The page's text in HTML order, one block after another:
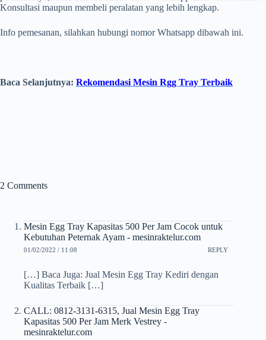
Konsultasi maupun membeli peralatan yang lebih lengkap.
Info pemesanan, silahkan hubungi nomor Whatsapp dibawah ini.
Baca Selanjutnya: Rekomendasi Mesin Rgg Tray Terbaik
2 Comments
Mesin Egg Tray Kapasitas 500 Per Jam Cocok untuk
Kebutuhan Peternak Ayam - mesinraktelur.com
01/02/2022 / 11:08 REPLY
[…] Baca Juga: Jual Mesin Egg Tray Kediri dengan
Kualitas Terbaik […]
CALL: 0812-3131-6315, Jual Mesin Egg Tray
Kapasitas 500 Per Jam Merk Vestrey -
mesinraktelur.com